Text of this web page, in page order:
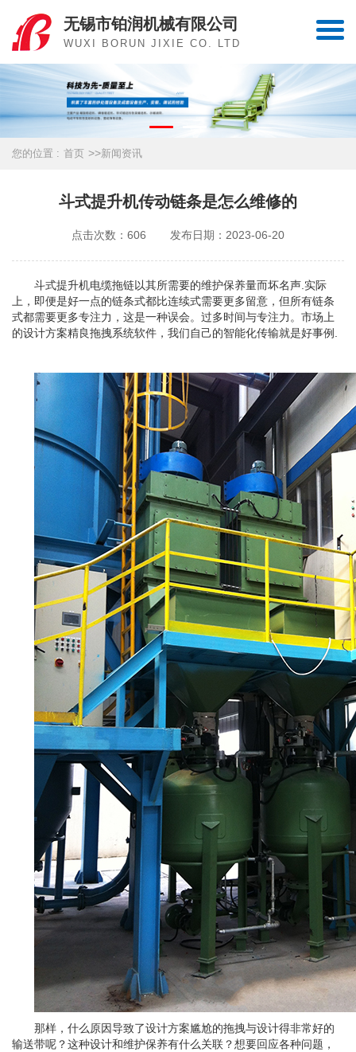
无锡市铂润机械有限公司
WUXI BORUN JIXIE CO. LTD
您的位置 : 首页 >>新闻资讯
斗式提升机传动链条是怎么维修的
点击次数：606 发布日期：2023-06-20
斗式提升机电缆拖链以其所需要的维护保养量而坏名声.实际
上，即便是好一点的链条式都比连续式需要更多留意，但所有链条
式都需要更多专注力，这是一种误会。过多时间与专注力。市场上
的设计方案精良拖拽系统软件，我们自己的智能化传输就是好事例.
那样，什么原因导致了设计方案尴尬的拖拽与设计得非常好的
输送带呢？这种设计和维护保养有什么关联？想要回应各种问题，